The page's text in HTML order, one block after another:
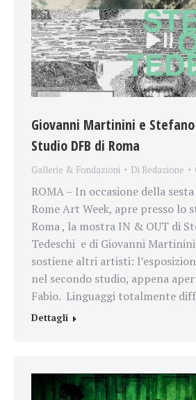
Giovanni Martinini e
Studio DFB di Roma
Gallerie & Fondazioni Di Redazione
ROMA – In occasione della
Rome Art Week, apre presso lo
Roma , la mostra IN & OUT di
Tedeschi e di Giovanni
sostiene altri artisti:
nel secondo studio, appena
Fabio. Linguaggi totalmente
Dettagli